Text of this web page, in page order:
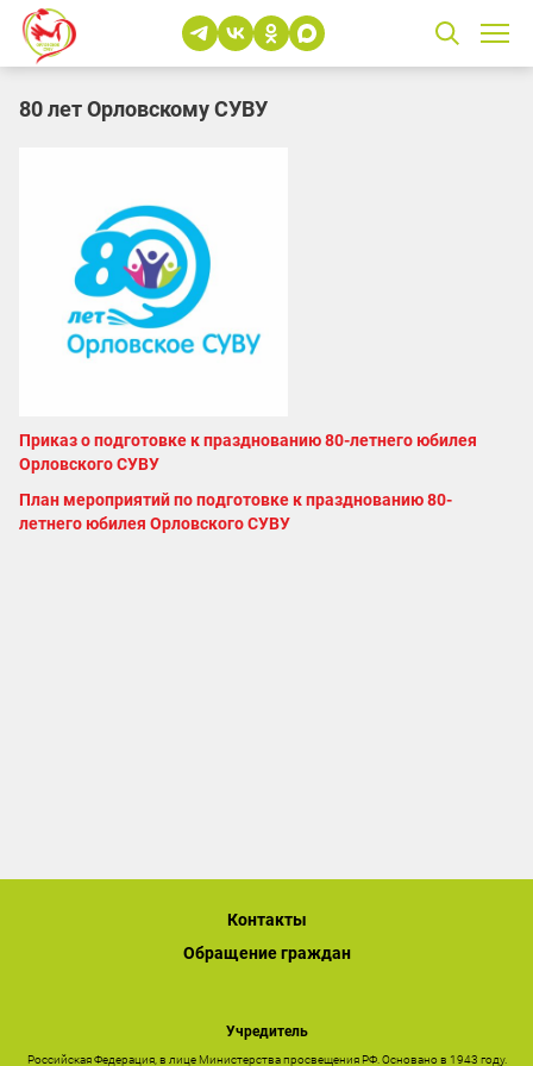
80 лет Орловскому СУВУ
Приказ о подготовке к празднованию 80-летнего юбилея
Орловского СУВУ
План мероприятий по подготовке к празднованию 80-
летнего юбилея Орловского СУВУ
Контакты
Обращение граждан
Учредитель
Российская Федерация, в лице Министерства просвещения РФ. Основано в 1943 году.